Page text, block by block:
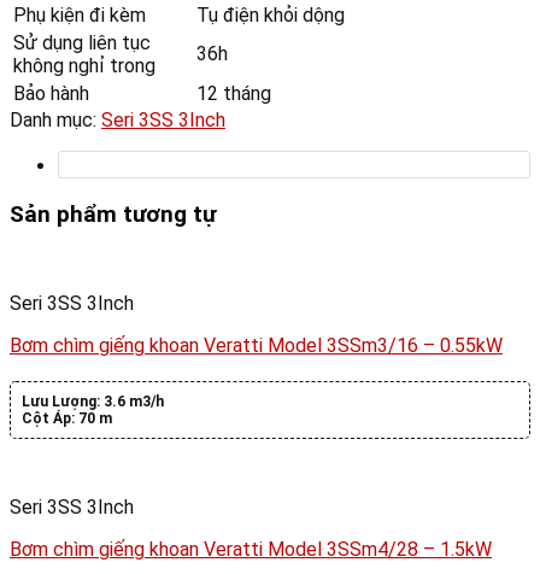
Phụ kiện đi kèm
Tụ điện khỏi dộng
Sử dụng liên tục
không nghỉ trong
36h
Bảo hành
12 tháng
Danh mục: Seri 3SS 3Inch
Sản phẩm tương tự
Seri 3SS 3Inch
Bơm chìm giếng khoan Veratti Model 3SSm3/16 – 0.55kW
Lưu Lượng: 3.6 m3/h
Cột Áp: 70 m
Seri 3SS 3Inch
Bơm chìm giếng khoan Veratti Model 3SSm4/28 – 1.5kW